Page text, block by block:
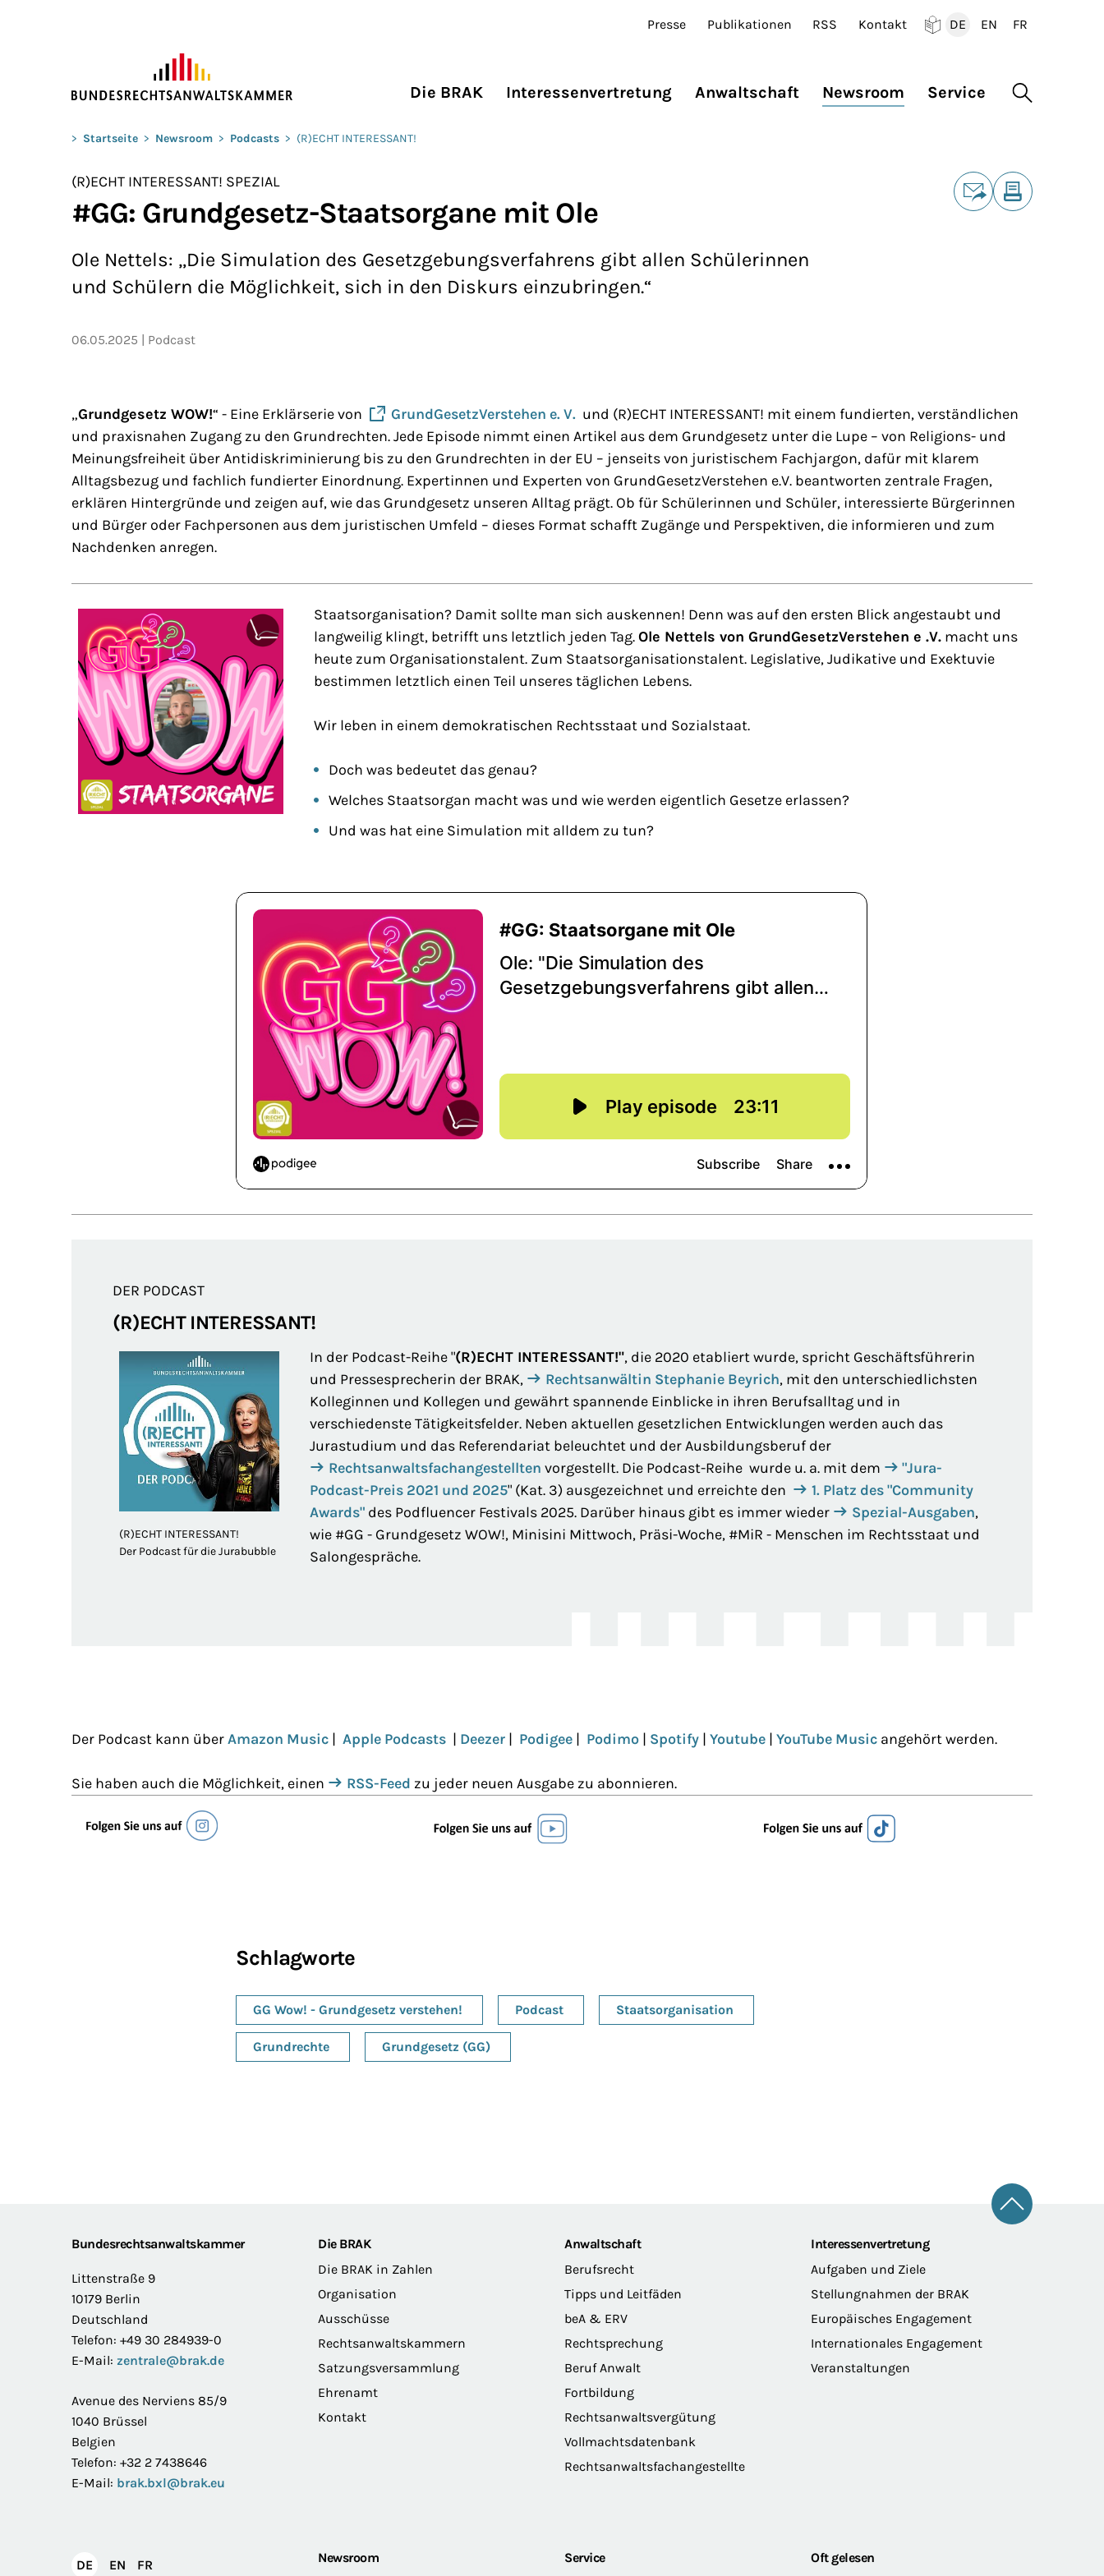
Presse Publikationen RSS Kontakt
DE
EN
FR
Die BRAK Interessenvertretung Anwaltschaft Newsroom Service Suche
Sie befinden sich hier:
> Startseite > Newsroom > Podcasts > (R)ECHT INTERESSANT!
(R)ECHT INTERESSANT! SPEZIAL
#GG: Grundgesetz-Staatsorgane mit Ole
Ole Nettels: „Die Simulation des Gesetzgebungsverfahrens gibt allen Schülerinnen
und Schülern die Möglichkeit, sich in den Diskurs einzubringen.“
06.05.2025 Podcast
„Grundgesetz WOW!“ - Eine Erklärserie von GrundGesetzVerstehen e. V. und (R)ECHT INTERESSANT! mit einem fundierten, verständlichen
und praxisnahen Zugang zu den Grundrechten. Jede Episode nimmt einen Artikel aus dem Grundgesetz unter die Lupe – von Religions- und
Meinungsfreiheit über Antidiskriminierung bis zu den Grundrechten in der EU – jenseits von juristischem Fachjargon, dafür mit klarem
Alltagsbezug und fachlich fundierter Einordnung. Expertinnen und Experten von GrundGesetzVerstehen e.V. beantworten zentrale Fragen,
erklären Hintergründe und zeigen auf, wie das Grundgesetz unseren Alltag prägt. Ob für Schülerinnen und Schüler, interessierte Bürgerinnen
und Bürger oder Fachpersonen aus dem juristischen Umfeld – dieses Format schafft Zugänge und Perspektiven, die informieren und zum
Nachdenken anregen.
Staatsorganisation? Damit sollte man sich auskennen! Denn was auf den ersten Blick angestaubt und
langweilig klingt, betrifft uns letztlich jeden Tag.Ole Nettels von GrundGesetzVerstehen e .V. macht uns
heute zum Organisationstalent. Zum Staatsorganisationstalent. Legislative, Judikative und Exektuvie
bestimmen letztlich einen Teil unseres täglichen Lebens.
Wir leben in einem demokratischen Rechtsstaat und Sozialstaat.
Doch was bedeutet das genau?
Welches Staatsorgan macht was und wie werden eigentlich Gesetze erlassen?
Und was hat eine Simulation mit alldem zu tun?
DER PODCAST
(R)ECHT INTERESSANT!
(R)ECHT INTERESSANT!
Der Podcast für die Jurabubble
In der Podcast-Reihe "(R)ECHT INTERESSANT!", die 2020 etabliert wurde, spricht Geschäftsführerin
und Pressesprecherin der BRAK,
Rechtsanwältin Stephanie Beyrich, mit den unterschiedlichsten
Kolleginnen und Kollegen und gewährt spannende Einblicke in ihren Berufsalltag und in
verschiedenste Tätigkeitsfelder. Neben aktuellen gesetzlichen Entwicklungen werden auch das
Jurastudium und das Referendariat beleuchtet und der Ausbildungsberuf der
Rechtsanwaltsfachangestellten vorgestellt. Die Podcast-Reihe wurde u. a. mit dem
"Jura-
Podcast-Preis 2021 und 2025" (Kat. 3) ausgezeichnet und erreichte den
1. Platz des "Community
Awards" des Podfluencer Festivals 2025. Darüber hinaus gibt es immer wieder Spezial-Ausgaben,
wie #GG - Grundgesetz WOW!, Minisini Mittwoch, Präsi-Woche, #MiR - Menschen im Rechtsstaat und
Salongespräche.
Der Podcast kann überAmazon Music | Apple Podcasts | Deezer | Podigee | Podimo | Spotify | Youtube | YouTube Music angehört werden.
Sie haben auch die Möglichkeit, einen RSS-Feed zu jeder neuen Ausgabe zu abonnieren.
Schlagworte
GG Wow! - Grundgesetz verstehen! Podcast Staatsorganisation
Grundrechte Grundgesetz (GG)
Footer
Zum
Bundesrechtsanwaltskammer
Littenstraße 9
10179 Berlin
Deutschland
Telefon: +49 30 284939-0
E-Mail: zentrale@brak.de
Avenue des Nerviens 85/9
1040 Brüssel
Belgien
Telefon: +32 2 7438646
E-Mail: brak.bxl@brak.eu
Die BRAK
Die BRAK in Zahlen
Organisation
Ausschüsse
Rechtsanwaltskammern
Satzungsversammlung
Ehrenamt
Kontakt
Anwaltschaft
Berufsrecht
Tipps und Leitfäden
beA & ERV
Rechtsprechung
Beruf Anwalt
Fortbildung
Rechtsanwaltsvergütung
Vollmachtsdatenbank
Rechtsanwaltsfachangestellte
Interessenvertretung
Aufgaben und Ziele
Stellungnahmen der BRAK
Europäisches Engagement
Internationales Engagement
Veranstaltungen
DEDeutsch
EN English
FR
Newsroom
Service
Oft gelesen